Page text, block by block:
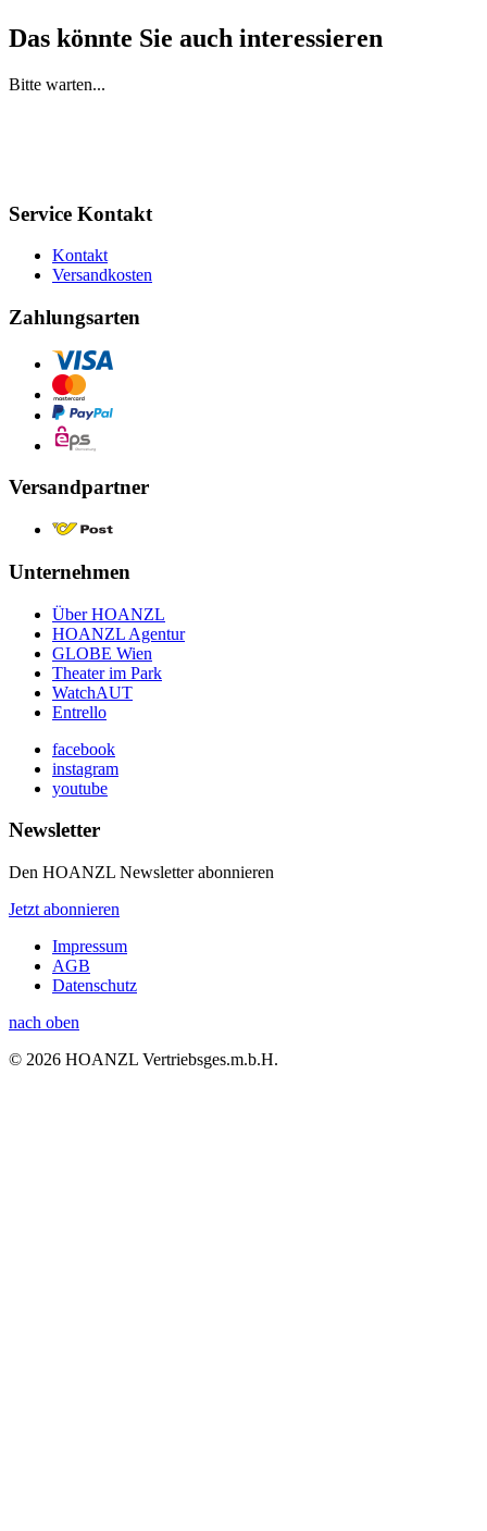
Das könnte Sie auch interessieren
Bitte warten...
Service Kontakt
Kontakt
Versandkosten
Zahlungsarten
Versandpartner
Unternehmen
Über HOANZL
HOANZL Agentur
GLOBE Wien
Theater im Park
WatchAUT
Entrello
facebook
instagram
youtube
Newsletter
Den HOANZL Newsletter abonnieren
Jetzt abonnieren
Impressum
AGB
Datenschutz
nach oben
© 2026 HOANZL Vertriebsges.m.b.H.